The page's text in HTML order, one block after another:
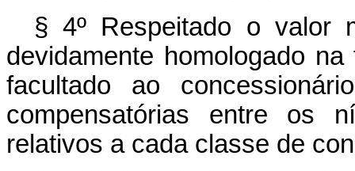
§ 4º Respeitado o valor
devidamente homologado
facultado ao
compensatórias entre os
relativos a cada classe de